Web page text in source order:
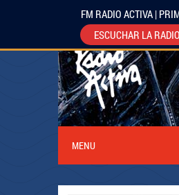
MENU
FM RADIO ACTIVA |
ESCUCHAR LA